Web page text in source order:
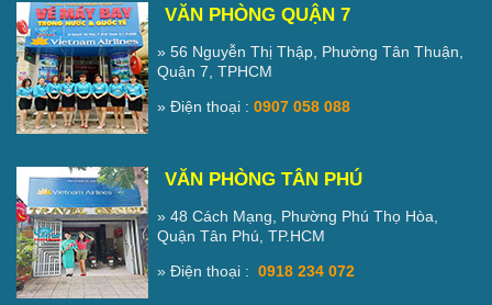
VĂN PHÒNG QUẬN 7
» 56 Nguyễn Thị Thập, Phường Tân Thuận,
Quận 7, TPHCM
» Điện thoại : 0907 058 088
VĂN PHÒNG TÂN PHÚ
» 48 Cách Mạng, Phường Phú Thọ Hòa,
Quận Tân Phú, TP.HCM
» Điện thoại : 0918 234 072